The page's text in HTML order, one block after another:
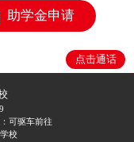
助学金申请
点击通话
可驱车前往
学校